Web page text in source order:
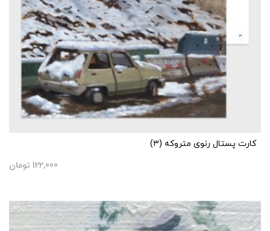
کارت پستال رنوی متروکه (۳)
122,000 تومان